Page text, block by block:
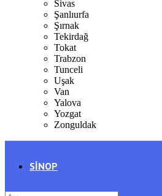
Sivas
Şanlıurfa
Şırnak
Tekirdağ
Tokat
Trabzon
Tunceli
Uşak
Van
Yalova
Yozgat
Zonguldak
SINOP